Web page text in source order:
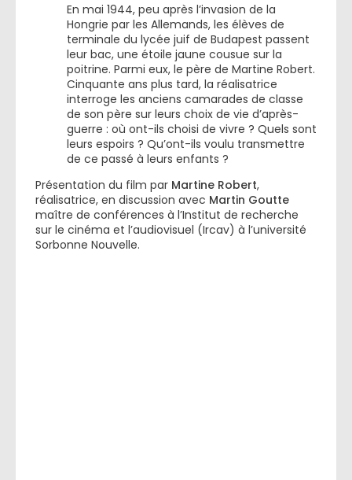
En mai 1944, peu après l’invasion de la
Hongrie par les Allemands, les élèves de
terminale du lycée juif de Budapest passent
leur bac, une étoile jaune cousue sur la
poitrine. Parmi eux, le père de Martine Robert.
Cinquante ans plus tard, la réalisatrice
interroge les anciens camarades de classe
de son père sur leurs choix de vie d’après-
guerre : où ont-ils choisi de vivre ? Quels sont
leurs espoirs ? Qu’ont-ils voulu transmettre
de ce passé à leurs enfants ?
Présentation du film par Martine Robert,
réalisatrice, en discussion avec Martin Goutte
maître de conférences à l’Institut de recherche
sur le cinéma et l’audiovisuel (Ircav) à l’université
Sorbonne Nouvelle.